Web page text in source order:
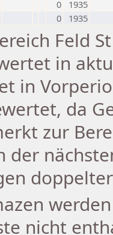
0
1935
0 1935
Feld
in
in
da
zur
der
nicht